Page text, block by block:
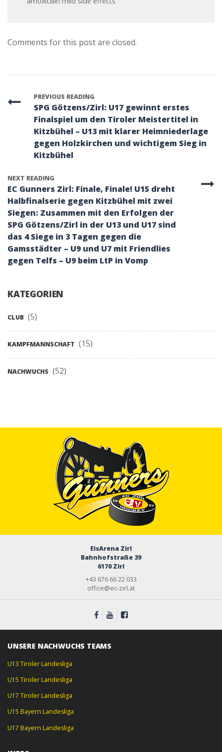
Comments for this post are closed.
PREVIOUS READING
SPG Götzens/Zirl: U17 gewinnt erstes
Finalspiel um den Tiroler Meistertitel in
Kitzbühel – U13 mit klarer Heimniederlage
gegen Holzkirchen und wichtigem Sieg in
Kitzbühel
NEXT READING
EC Gunners Zirl: Finale, Finale! U15 dreht
Halbfinalserie gegen Kitzbühel mit zwei
Siegen: Zusammen mit den Erfolgen der
SPG Götzens/Zirl in der U13 und U17 sind
das 4 Siege in 3 Tagen gegen die
Gamsstädter – U9 und U7 mit Friendlies
gegen Telfs – U9 beim LtP in Vomp
KATEGORIEN
CLUB (5)
KAMPFMANNSCHAFT (15)
NACHWUCHS (52)
EisArena Zirl
Bahnhofstraße 39
6170 Zirl
+43 676 66 22 033
office@ec-zirl.at
UNSERE NACHWUCHS TEAMS
U13 Tiroler Landesliga
U15 Tiroler Landesliga
U17 Tiroler Landesliga
U15 Bayern Landesliga
U17 Bayern Landesliga